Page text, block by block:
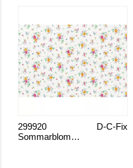
Sommarblommor
D-C-Fix
299920